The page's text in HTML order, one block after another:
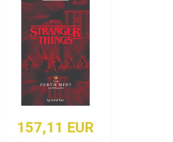
157,11 EUR